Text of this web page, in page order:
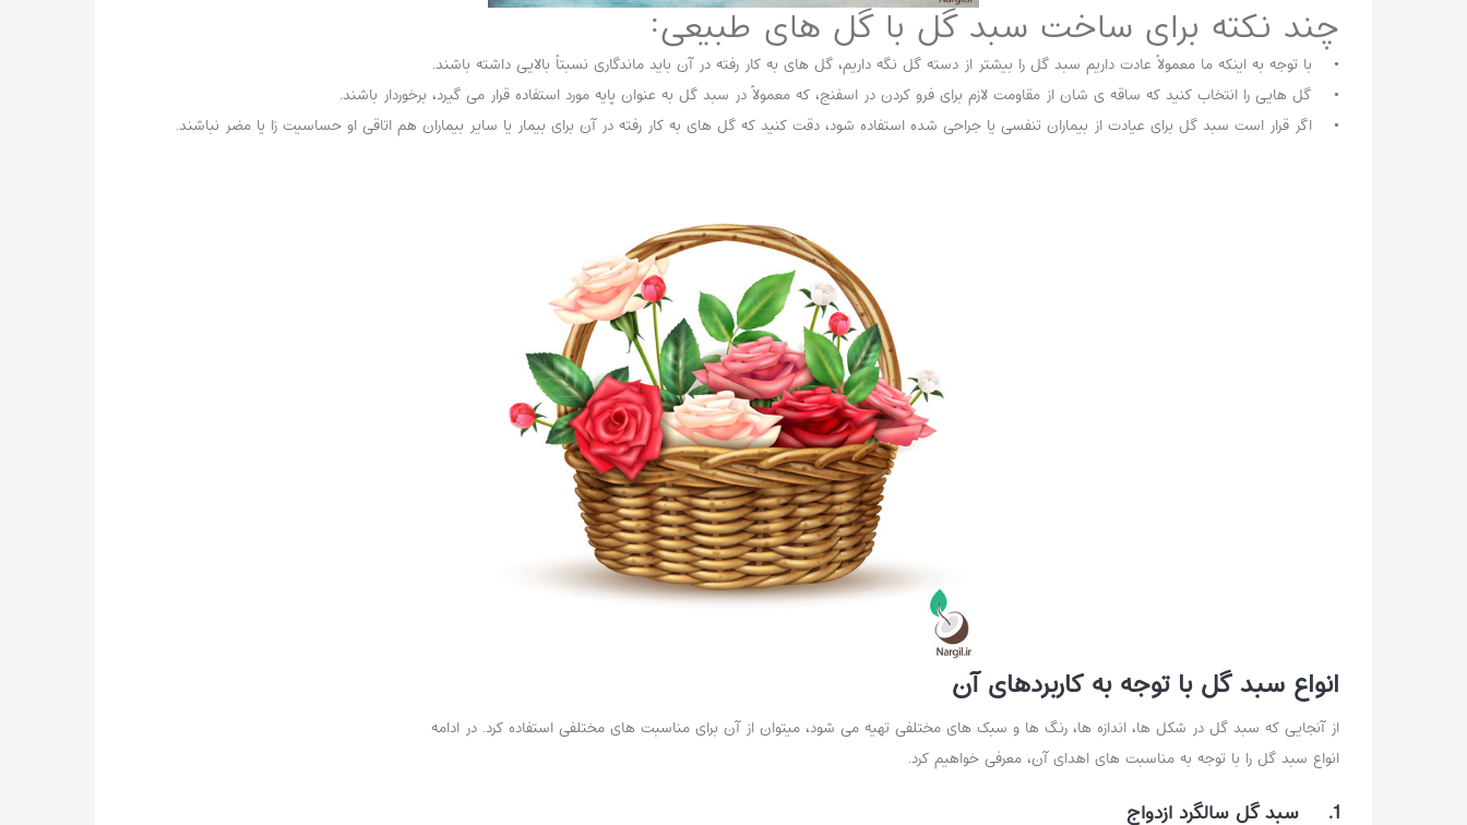
چند نکته برای ساخت سبد گل با گل های طبیعی:
• با توجه به اینکه ما معمولاً عادت داریم سبد گل را بیشتر از دسته گل نگه داریم، گل های به کار رفته در آن باید ماندگاری نسبتاً بالایی داشته باشند.
• گل هایی را انتخاب کنید که ساقه ی شان از مقاومت لازم برای فرو کردن در اسفنج، که معمولاً در سبد گل به عنوان پایه مورد استفاده قرار می گیرد، برخوردار باشند.
• اگر قرار است سبد گل برای عیادت از بیماران تنفسی یا جراحی شده استفاده شود، دقت کنید که گل های به کار رفته در آن برای بیمار یا سایر بیماران هم اتاقی او حساسیت زا یا مضر نباشند.
انواع سبد گل با توجه به کاربردهای آن
از آنجایی که سبد گل در شکل ها، اندازه ها، رنگ ها و سبک های مختلفی تهیه می شود، میتوان از آن برای مناسبت های مختلفی استفاده کرد. در ادامه
انواع سبد گل را با توجه به مناسبت های اهدای آن، معرفی خواهیم کرد.
1. سبد گل سالگرد ازدواج